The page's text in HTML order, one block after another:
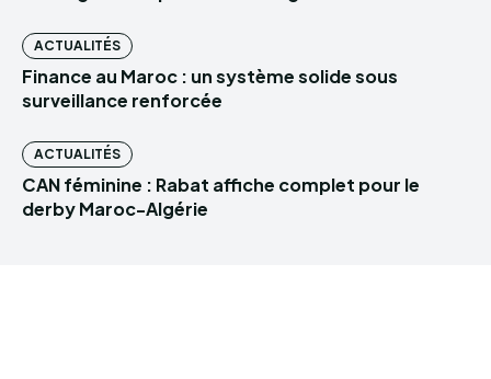
ACTUALITÉS
Finance au Maroc : un système solide sous
surveillance renforcée
ACTUALITÉS
CAN féminine : Rabat affiche complet pour le
derby Maroc-Algérie